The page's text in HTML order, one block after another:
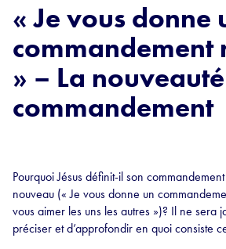
« Je vous donne
commandement
» – La
commandement
Pourquoi Jésus définit-il son
nouveau (« Je vous donne un
vous aimer les uns les autres »)? Il ne sera
préciser et d’approfondir en quoi consiste